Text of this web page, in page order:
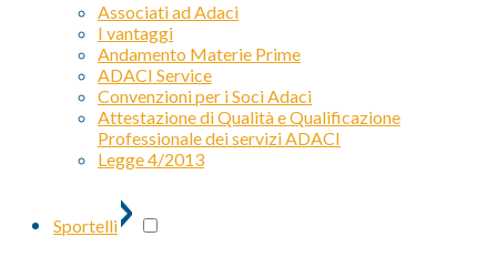
Associati ad Adaci
I vantaggi
Andamento Materie Prime
ADACI Service
Convenzioni per i Soci Adaci
Attestazione di Qualità e Qualificazione
Professionale dei servizi ADACI
Legge 4/2013
Sportelli›